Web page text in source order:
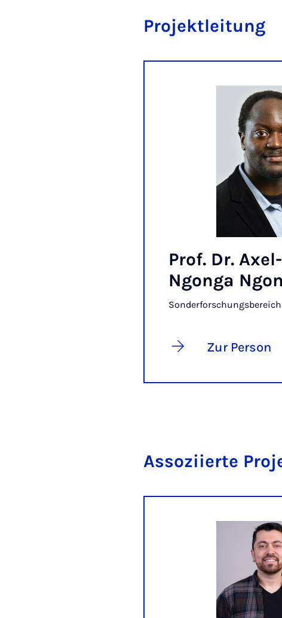
Projektleitung
Prof. Dr.
Ngonga
Sonderforschungsbereich
Zur Person
Assoziierte